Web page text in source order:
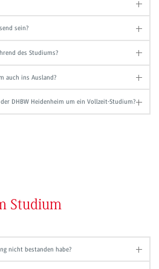
sein?
des Studiums?
auch ins Ausland?
DHBW Heidenheim um ein Vollzeit-Studium?
Studium
nicht bestanden habe?